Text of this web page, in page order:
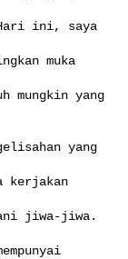
Hari ini, saya
muka
yang
yang
kerjakan
jiwa-jiwa.